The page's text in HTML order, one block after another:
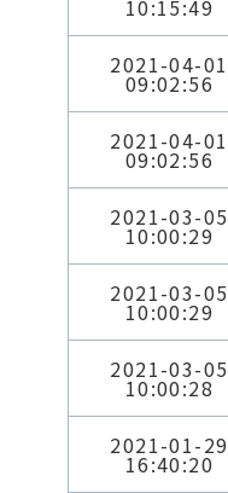
10:15:49
2021-04-01
09:02:56
2021-04-01
09:02:56
2021-03-05
10:00:29
2021-03-05
10:00:29
2021-03-05
10:00:28
2021-01-29
16:40:20